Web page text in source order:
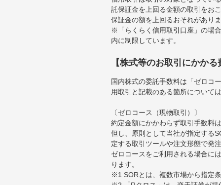
託保証金を上回る金額の取引をお
保証金の額を上回るおそれがあり
※「らくらく信用取引口座」の場
内に制限しています。
【株式等のお取引にかかる
国内株式の委託手数料は「ゼロコ
用取引と記載のある箇所について
〔ゼロコース（現物取引）〕
約定金額にかかわらず取引手数料
但し、原則として当社が指定する
定する取引ツールや注文形態で発
ゼロコースをご利用される場合に
ります。
※1 SORとは、複数市場から指定